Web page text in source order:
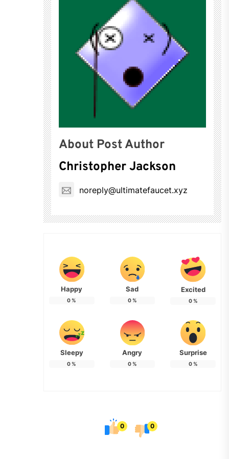
About Post Author
Christopher Jackson
noreply@ultimatefaucet.xyz
Happy
0%
Sad
0%
Excited
0%
Sleepy
0%
Angry
0%
Surprise
0%
0 0